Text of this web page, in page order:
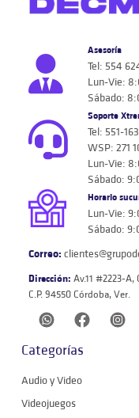
Asesoría
Tel: 554
Lun-Vie:
Sábado:
Soporte
Tel: 551-
WSP: 271
Lun-Vie:
Sábado:
Horario
Lun-Vie:
Sábado:
Correo:
Dirección: Av.11 #2223-
C.P. 94550 Córdoba, Ver.
Categorías
Audio y Video
Videojuegos